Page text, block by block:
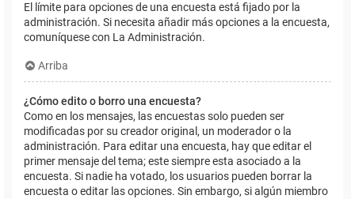
El límite para opciones de una encuesta está fijado por la
administración. Si necesita añadir más opciones a la encuesta,
comuníquese con La Administración.
Arriba
¿Cómo edito o borro una encuesta?
Como en los mensajes, las encuestas solo pueden ser
modificadas por su creador original, un moderador o la
administración. Para editar una encuesta, hay que editar el
primer mensaje del tema; este siempre esta asociado a la
encuesta. Si nadie ha votado, los usuarios pueden borrar la
encuesta o editar las opciones. Sin embargo, si algún miembro